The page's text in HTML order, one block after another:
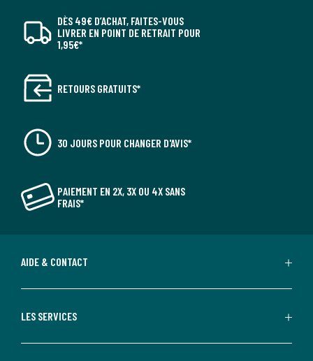
DÈS 49€ D’ACHAT, FAITES-VOUS
LIVRER EN POINT DE RETRAIT POUR
1,95€*
RETOURS GRATUITS*
30 JOURS POUR CHANGER D'AVIS*
PAIEMENT EN 2X, 3X OU 4X SANS
FRAIS*
AIDE & CONTACT
LES SERVICES